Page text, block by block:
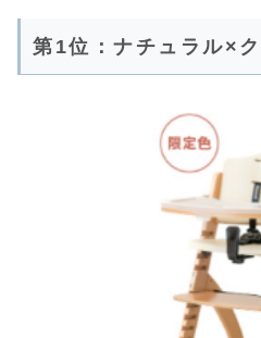
第1位：ナチュラル×